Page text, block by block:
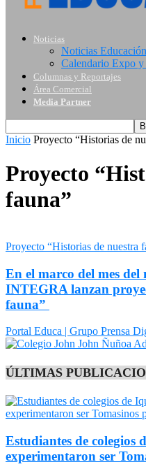
Noticias
Noticias Educación
Calendario Expo y
Columnas y Reportajes
Área Comercial
Media Partner
Inicio Proyecto “Historias de
Proyecto
fauna”
Proyecto “Historias de nuestra
En el marco del mes
INTEGRA lanzan
fauna”
Portal Educa | Grupo Prensa
ÚLTIMAS
Estudiantes de colegios
experimentaron ser